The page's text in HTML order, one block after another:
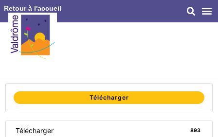
Retour à l'accueil
Télécharger
Télécharger 893